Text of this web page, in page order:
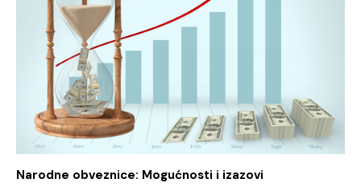
Narodne obveznice: Mogućnosti i izazovi